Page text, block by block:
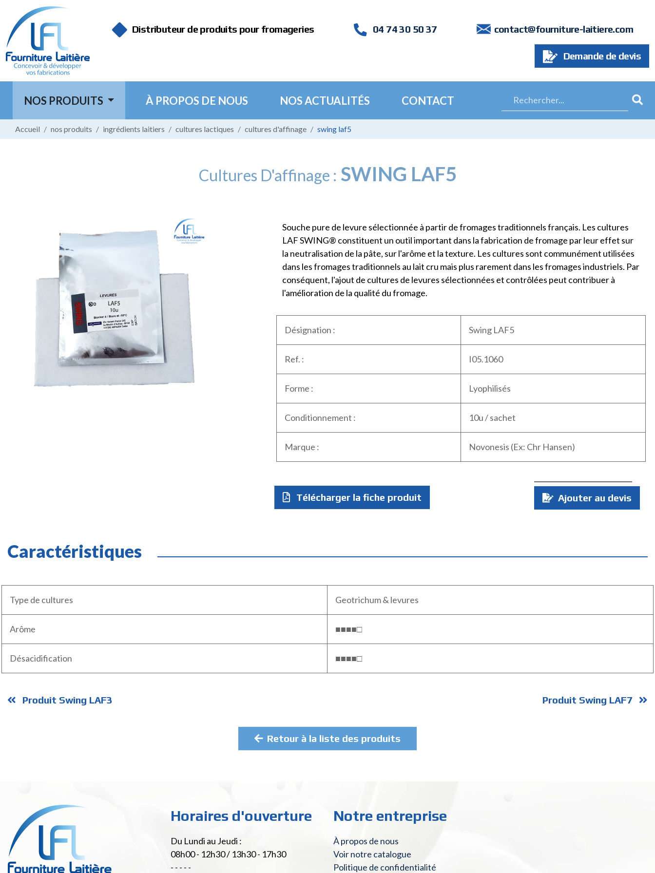
Distributeur de produits pour fromageries 04 74 30 50 37 contact@fourniture-laitiere.com
Demande de devis
NOS PRODUITS À PROPOS DE NOUS NOS ACTUALITÉS CONTACT
Accueil nos produits ingrédients laitiers cultures lactiques cultures d'affinage swing laf5
Cultures D'affinage : SWING LAF5
Souche pure de levure sélectionnée à partir de fromages traditionnels français. Les cultures
LAF SWING® constituent un outil important dans la fabrication de fromage par leur effet sur
la neutralisation de la pâte, sur l'arôme et la texture. Les cultures sont communément utilisées
dans les fromages traditionnels au lait cru mais plus rarement dans les fromages industriels. Par
conséquent, l'ajout de cultures de levures sélectionnées et contrôlées peut contribuer à
l'amélioration de la qualité du fromage.
Désignation : Swing LAF5
Ref. : I05.1060
Forme : Lyophilisés
Conditionnement : 10u / sachet
Marque : Novonesis (Ex: Chr Hansen)
Télécharger la fiche produit
Quantité
Ajouter au devis
Caractéristiques
Type de cultures Geotrichum & levures
Arôme ■■■■□
Désacidification ■■■■□
Produit Swing LAF3 Produit Swing LAF7
Retour à la liste des produits
Horaires d'ouverture
Du Lundi au Jeudi :
08h00 - 12h30 / 13h30 - 17h30
- - - - -
Notre entreprise
À propos de nous
Voir notre catalogue
Politique de confidentialité
Panneau de gestion des cookies